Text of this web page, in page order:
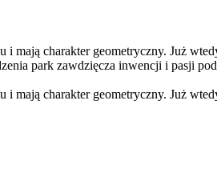
mają charakter geometryczny. Już
park zawdzięcza inwencji i pasji
mają charakter geometryczny. Już